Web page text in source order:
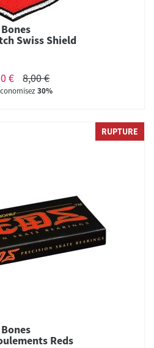
Bones
Swiss Shield
€ 8,00 €
30%
RUPTURE
Bones
Reds